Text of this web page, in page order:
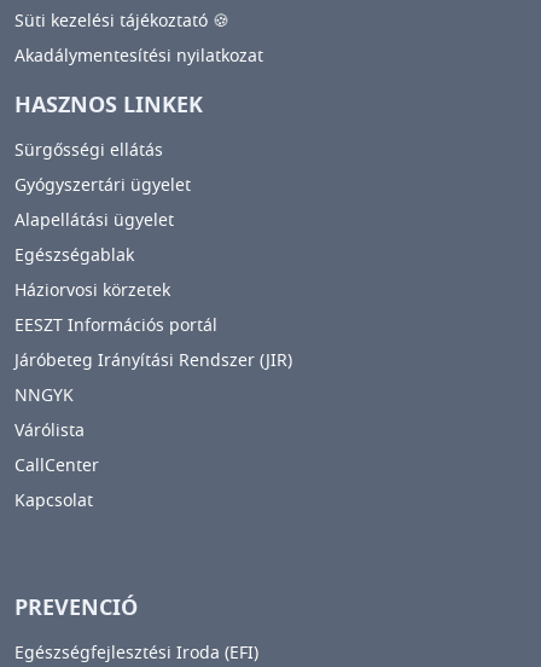
Süti kezelési tájékoztató 🍪
Akadálymentesítési nyilatkozat
HASZNOS LINKEK
Sürgősségi ellátás
Gyógyszertári ügyelet
Alapellátási ügyelet
Egészségablak
Háziorvosi körzetek
EESZT Információs portál
Járóbeteg Irányítási Rendszer (JIR)
NNGYK
Várólista
CallCenter
Kapcsolat
PREVENCIÓ
Egészségfejlesztési Iroda (EFI)